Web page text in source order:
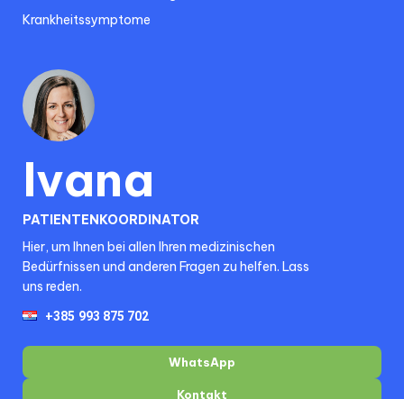
Krankheitssymptome
Ivana
PATIENTENKOORDINATOR
Hier, um Ihnen bei allen Ihren medizinischen
Bedürfnissen und anderen Fragen zu helfen. Lass
uns reden.
Kontakt
WhatsApp